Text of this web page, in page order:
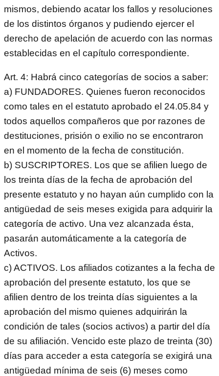
mismos, debiendo acatar los fallos y resoluciones
de los distintos órganos y pudiendo ejercer el
derecho de apelación de acuerdo con las normas
establecidas en el capítulo correspondiente.
Art. 4: Habrá cinco categorías de socios a saber:
a) FUNDADORES. Quienes fueron reconocidos
como tales en el estatuto aprobado el 24.05.84 y
todos aquellos compañeros que por razones de
destituciones, prisión o exilio no se encontraron
en el momento de la fecha de constitución.
b) SUSCRIPTORES. Los que se afilien luego de
los treinta días de la fecha de aprobación del
presente estatuto y no hayan aún cumplido con la
antigüedad de seis meses exigida para adquirir la
categoría de activo. Una vez alcanzada ésta,
pasarán automáticamente a la categoría de
Activos.
c) ACTIVOS. Los afiliados cotizantes a la fecha de
aprobación del presente estatuto, los que se
afilien dentro de los treinta días siguientes a la
aprobación del mismo quienes adquirirán la
condición de tales (socios activos) a partir del día
de su afiliación. Vencido este plazo de treinta (30)
días para acceder a esta categoría se exigirá una
antigüedad mínima de seis (6) meses como